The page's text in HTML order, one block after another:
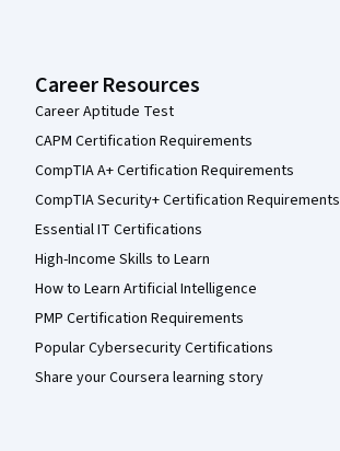
Career Resources
Career Aptitude Test
CAPM Certification Requirements
CompTIA A+ Certification Requirements
CompTIA Security+ Certification Requirements
Essential IT Certifications
High-Income Skills to Learn
How to Learn Artificial Intelligence
PMP Certification Requirements
Popular Cybersecurity Certifications
Share your Coursera learning story